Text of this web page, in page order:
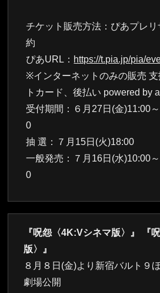
チケット販売方法：ぴあプレ
約
ぴあURL： https://t.pia.jp/pia/
※インターネットのみの販売
トカード、後払い powered by
受付期間：６月27日(金)11:00
0
抽 選：７月15日(火)18:00
一般発売：７月16日(水)10:00
0
『呪怨〈4K:Vシネマ版〉』 『
版〉』
８月８日(金)より新宿バルト９
劇場公開